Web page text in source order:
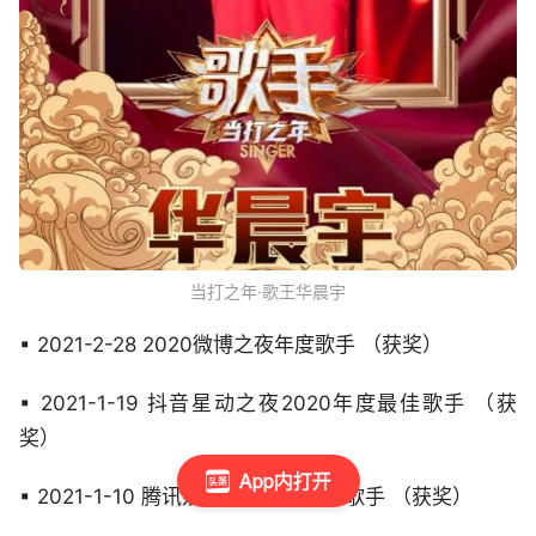
App内打开
当打之年·歌王华晨宇
▪ 2021-2-28 2020微博之夜年度歌手 （获奖）
▪ 2021-1-19 抖音星动之夜2020年度最佳歌手 （获
奖）
▪ 2021-1-10 腾讯娱乐白皮书年度男歌手 （获奖）